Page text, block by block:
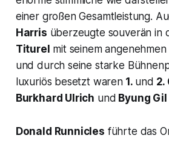
einer großen Gesamtleistung.
Harris überzeugte souverän in
Titurel mit seinem
und durch seine starke
luxuriös besetzt waren1. und 2.
Burkhard Ulrich und Byung
Donald Runnicles führte das